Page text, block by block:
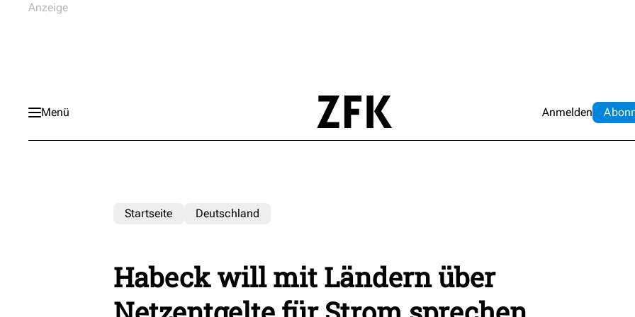
Menü Anmelden Abo
Startseite Deutschland
Habeck will mit Ländern über